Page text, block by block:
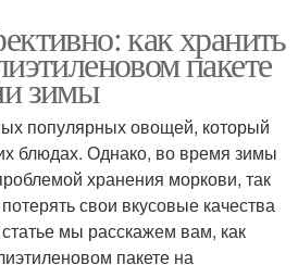
как хранить
пакете
зимы
популярных овощей, который
блюдах. Однако, во время зимы
хранения моркови, так
свои вкусовые качества
статье мы расскажем вам, как
пакете на